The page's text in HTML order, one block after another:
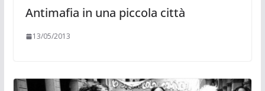
Antimafia in una piccola città
13/05/2013